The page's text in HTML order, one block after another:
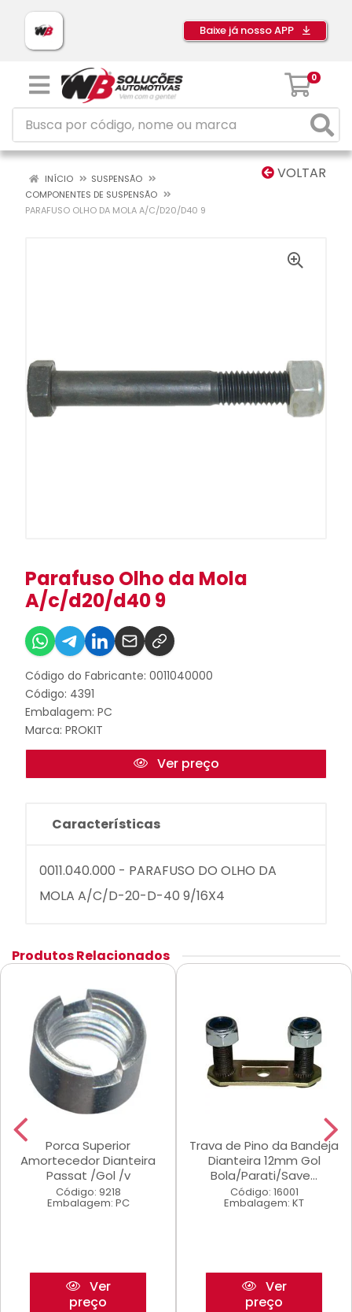
Baixe já nosso APP
0
VOLTAR
INÍCIO
SUSPENSÃO
COMPONENTES DE SUSPENSÃO
PARAFUSO OLHO DA MOLA A/C/D20/D40 9
Parafuso Olho da Mola
A/c/d20/d40 9
Código do Fabricante: 0011040000
Código: 4391
Embalagem: PC
Marca: PROKIT
Ver preço
Características
0011.040.000 - PARAFUSO DO OLHO DA
MOLA A/C/D-20-D-40 9/16X4
Produtos Relacionados
Porca Superior
Amortecedor Dianteira
Passat /Gol /v
Código: 9218
Embalagem: PC
Ver
preço
Trava de Pino da Bandeja
Dianteira 12mm Gol
Bola/Parati/Save...
Código: 16001
Embalagem: KT
Ver
preço